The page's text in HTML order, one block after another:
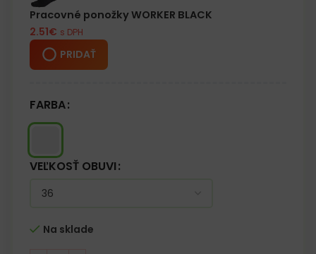
Pracovné ponožky WORKER BLACK
2.51€ s DPH
PRIDAŤ
FARBA
VEĽKOSŤ OBUVI
Na sklade